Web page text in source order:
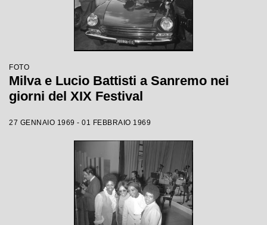
FOTO
Milva e Lucio Battisti a Sanremo nei
giorni del XIX Festival
27 GENNAIO 1969 - 01 FEBBRAIO 1969